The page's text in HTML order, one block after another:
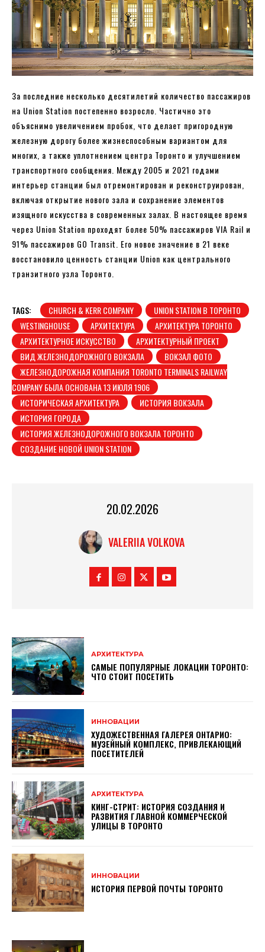
За последние несколько десятилетий количество пассажиров
на Union Station постепенно возросло. Частично это
объяснимо увеличением пробок, что делает пригородную
железную дорогу более жизнеспособным вариантом для
многих, а также уплотнением центра Торонто и улучшением
транспортного сообщения. Между 2005 и 2021 годами
интерьер станции был отремонтирован и реконструирован,
включая открытие нового зала и сохранение элементов
изящного искусства в современных залах. В настоящее время
через Union Station проходят более 50% пассажиров VIA Rail и
91% пассажиров GO Transit. Его новое значение в 21 веке
восстановило ценность станции Union как центрального
транзитного узла Торонто.
TAGS: CHURCH & KERR COMPANY
UNION STATION В ТОРОНТО
WESTINGHOUSE
АРХИТЕКТУРА
АРХИТЕКТУРА ТОРОНТО
АРХИТЕКТУРНОЕ ИСКУССТВО
АРХИТЕКТУРНЫЙ ПРОЕКТ
ВИД ЖЕЛЕЗНОДОРОЖНОГО ВОКЗАЛА
ВОКЗАЛ ФОТО
ЖЕЛЕЗНОДОРОЖНАЯ КОМПАНИЯ TORONTO TERMINALS RAILWAY
COMPANY БЫЛА ОСНОВАНА 13 ИЮЛЯ 1906
ИСТОРИЧЕСКАЯ АРХИТЕКТУРА
ИСТОРИЯ ВОКЗАЛА
ИСТОРИЯ ГОРОДА
ИСТОРИЯ ЖЕЛЕЗНОДОРОЖНОГО ВОКЗАЛА ТОРОНТО
СОЗДАНИЕ НОВОЙ UNION STATION
20.02.2026
VALERIIA VOLKOVA
АРХИТЕКТУРА
САМЫЕ ПОПУЛЯРНЫЕ ЛОКАЦИИ ТОРОНТО:
ЧТО СТОИТ ПОСЕТИТЬ
ИННОВАЦИИ
ХУДОЖЕСТВЕННАЯ ГАЛЕРЕЯ ОНТАРИО:
МУЗЕЙНЫЙ КОМПЛЕКС, ПРИВЛЕКАЮЩИЙ
ПОСЕТИТЕЛЕЙ
АРХИТЕКТУРА
КИНГ-СТРИТ: ИСТОРИЯ СОЗДАНИЯ И
РАЗВИТИЯ ГЛАВНОЙ КОММЕРЧЕСКОЙ
УЛИЦЫ В ТОРОНТО
ИННОВАЦИИ
ИСТОРИЯ ПЕРВОЙ ПОЧТЫ ТОРОНТО